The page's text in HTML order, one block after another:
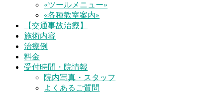
«ツールメニュー»
«各種教室案内»
【交通事故治療】
施術内容
治療例
料金
受付時間・院情報
院内写真・スタッフ
よくあるご質問